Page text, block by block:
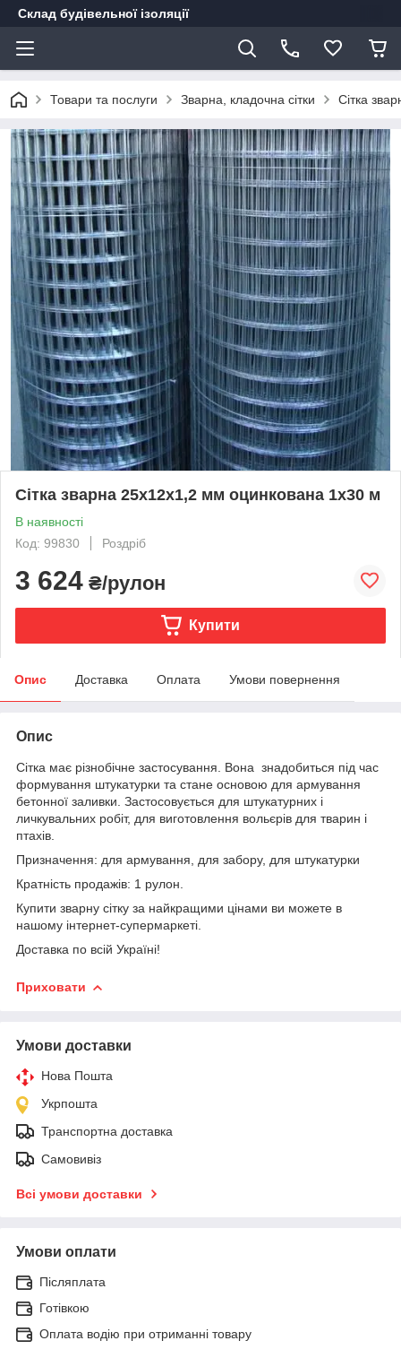
Склад будівельної ізоляції
Товари та послуги Зварна, кладочна сітки Сітка
Сітка зварна 25х12х1,2 мм оцинкована 1х30 м
В наявності
Код: 99830
Роздріб
3 624 ₴/рулон
Купити
Опис Доставка Оплата Умови повернення
Опис
Сітка має різнобічне застосування. Вона знадобиться під час
формування штукатурки та стане основою для армування
бетонної заливки. Застосовується для штукатурних і
личкувальних робіт, для виготовлення вольєрів для тварин і
птахів.
Призначення: для армування, для забору, для штукатурки
Кратність продажів: 1 рулон.
Купити зварну сітку за найкращими цінами ви можете в
нашому інтернет-супермаркеті.
Доставка по всій Україні!
Приховати
Умови доставки
Нова Пошта
Укрпошта
Транспортна доставка
Самовивіз
Всі умови доставки
Умови оплати
Післяплата
Готівкою
Оплата водію при отриманні товару